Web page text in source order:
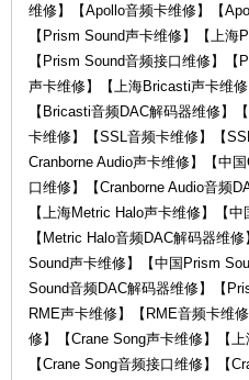
维修】【Apollo音频卡维修】【
【Prism Sound声卡维修】【上
【Prism Sound音频接口维修】
声卡维修】【上海Bricasti声卡维
【Bricasti音频DAC解码器维修】
卡维修】【SSL音频卡维修】【
Cranborne Audio声卡维修】【中
口维修】【Cranborne Audio音频
【上海Metric Halo声卡维修】【
【Metric Halo音频DAC解码器维
Sound声卡维修】【中国Prism
Sound音频DAC解码器维修】【
RME声卡维修】【RME音频卡维
修】【Crane Song声卡维修】【
【Crane Song音频接口维修】【